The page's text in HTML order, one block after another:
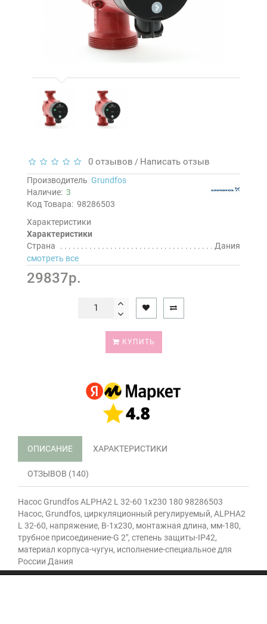
0 отзывов / Написать отзыв
Производитель Grundfos
Наличие: 3
Код Товара: 98286503
Характеристики
Характеристики
Страна
Дания
смотреть все
29837р.
КУПИТЬ
ОПИСАНИЕ ХАРАКТЕРИСТИКИ
ОТЗЫВОВ (140)
Насос Grundfos ALPHA2 L 32-60 1x230 180 98286503
Насос, Grundfos, циркуляционный регулируемый, ALPHA2
L 32-60, напряжение, В-1x230, монтажная длина, мм-180,
трубное присоединение-G 2", степень защиты-IP42,
материал корпуса-чугун, исполнение-специальное для
России Дания